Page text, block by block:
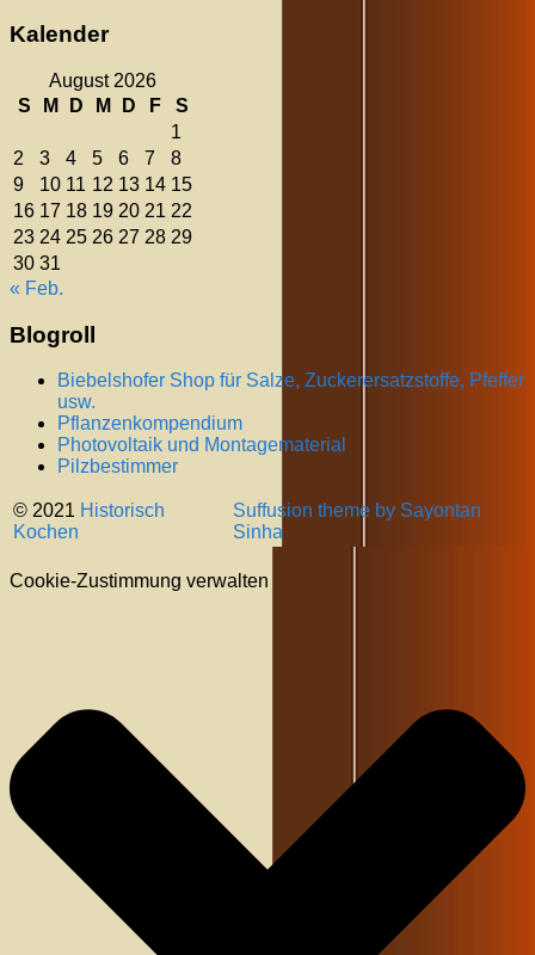
Kalender
August 2026
S
M D M D F
S
1
2
3 4 5 6 7
8
9
10 11 12 13 14 15
16 17 18 19 20 21 22
23 24 25 26 27 28 29
30 31
« Feb.
Blogroll
Biebelshofer Shop für Salze, Zuckerersatzstoffe, Pfeffer
usw.
Pflanzenkompendium
Photovoltaik und Montagematerial
Pilzbestimmer
© 2021 Historisch
Kochen
Suffusion theme by Sayontan
Sinha
Cookie-Zustimmung verwalten